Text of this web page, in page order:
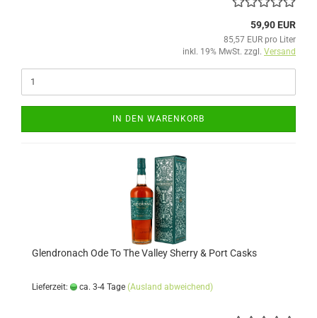
59,90 EUR
85,57 EUR pro Liter
inkl. 19% MwSt. zzgl. Versand
IN DEN WARENKORB
Glendronach Ode To The Valley Sherry & Port Casks
Lieferzeit: ca. 3-4 Tage (Ausland abweichend)